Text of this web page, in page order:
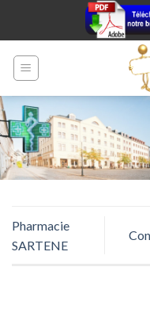
Pharmacie
SARTENE